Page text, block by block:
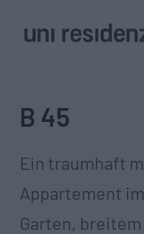
B 45
Ein traumhaft
Appartement
Garten,